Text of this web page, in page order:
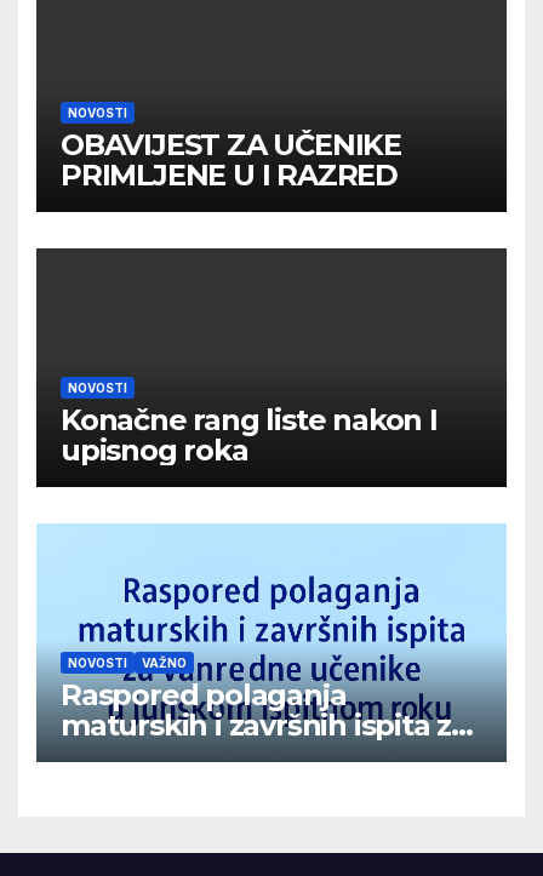
NOVOSTI
OBAVIJEST ZA UČENIKE
PRIMLJENE U I RAZRED
NOVOSTI
Konačne rang liste nakon I
upisnog roka
NOVOSTI VAŽNO
Raspored polaganja
maturskih i završnih ispita za
vanredne učenike u junskom